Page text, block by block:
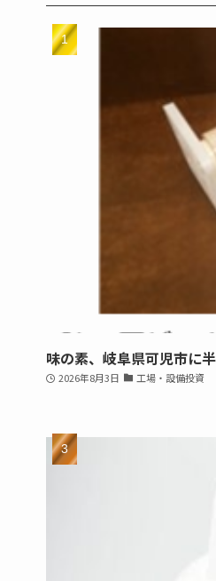
味の素、岐阜県可児市に
2026年8月3日 工場・設備投資